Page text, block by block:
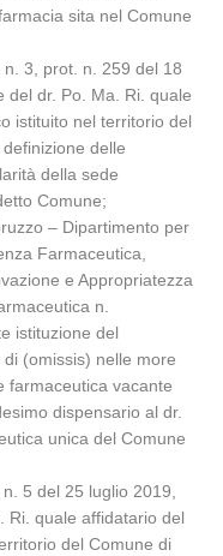
sita nel Comune
n. 3, prot. n. 259 del 18
del dr. Po. Ma. Ri. quale
istituito nel territorio del
delle
della sede
Comune;
– Dipartimento per
Farmaceutica,
e Appropriatezza
n.
istituzione del
(omissis) nelle more
farmaceutica vacante
dispensario al dr.
unica del Comune
5 del 25 luglio 2019,
Ri. quale affidatario del
del Comune di